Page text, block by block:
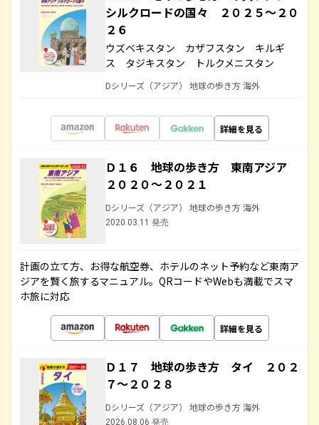
シルクロードの国々 ２０２５～２０
２６
ウズベキスタン カザフスタン キルギ
ス タジキスタン トルクメニスタン
Dシリーズ（アジア） 地球の歩き方 海外
詳細を見る
Ｄ１６ 地球の歩き方 東南アジア
２０２０～２０２１
Dシリーズ（アジア） 地球の歩き方 海外
2020.03.11 発売
計画の立て方、お得な航空券、ホテルのネット予約など東南ア
ジアを賢く旅するマニュアル。QRコードやWebも満載でスマ
ホ旅に対応
詳細を見る
Ｄ１７ 地球の歩き方 タイ ２０２
７～２０２８
Dシリーズ（アジア） 地球の歩き方 海外
2026.08.06 発売